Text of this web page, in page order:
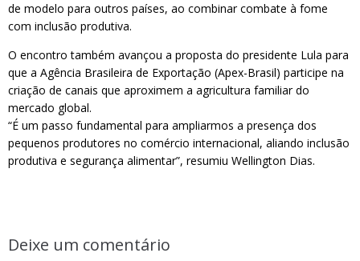
de modelo para outros países, ao combinar combate à fome
com inclusão produtiva.
O encontro também avançou a proposta do presidente Lula para
que a Agência Brasileira de Exportação (Apex-Brasil) participe na
criação de canais que aproximem a agricultura familiar do
mercado global.
“É um passo fundamental para ampliarmos a presença dos
pequenos produtores no comércio internacional, aliando inclusão
produtiva e segurança alimentar”, resumiu Wellington Dias.
Deixe um comentário